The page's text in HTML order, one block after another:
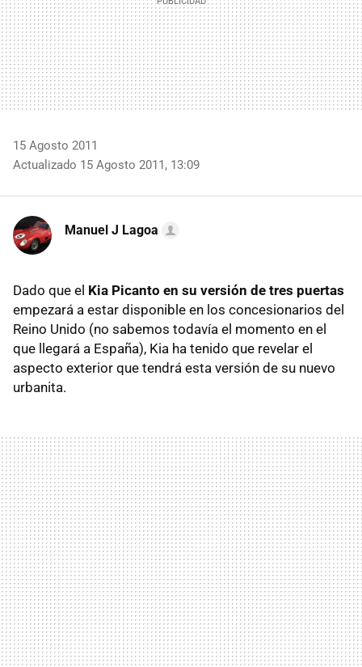
15 Agosto 2011
Actualizado 15 Agosto 2011, 13:09
Manuel J Lagoa
Dado que el Kia Picanto en su versión de tres puertas
empezará a estar disponible en los concesionarios del
Reino Unido (no sabemos todavía el momento en el
que llegará a España), Kia ha tenido que revelar el
aspecto exterior que tendrá esta versión de su nuevo
urbanita.